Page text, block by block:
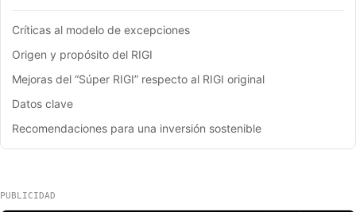
Críticas al modelo de excepciones
Origen y propósito del RIGI
Mejoras del “Súper RIGI” respecto al RIGI original
Datos clave
Recomendaciones para una inversión sostenible
PUBLICIDAD